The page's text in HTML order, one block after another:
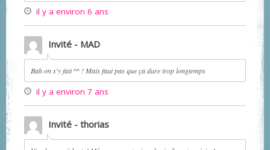
il y a environ 6 ans
Invité - MAD
Bah on s'y fait ^^ ! Mais faut pas que ça dure trop longtemps
il y a environ 7 ans
Invité - thorias